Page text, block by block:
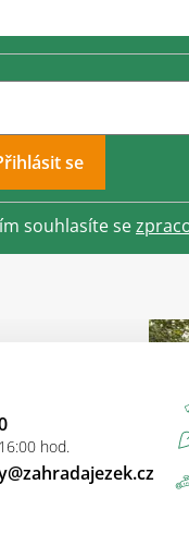
se
souhlasíte se
@zahradajezek.cz
hod.